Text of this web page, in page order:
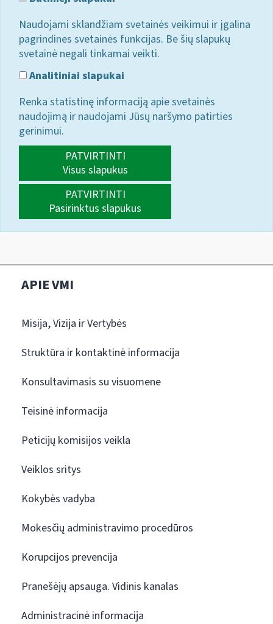
Naudojami sklandžiam svetainės veikimui ir įgalina
pagrindines svetainės funkcijas. Be šių slapukų
svetainė negali tinkamai veikti.
Analitiniai slapukai
Renka statistinę informaciją apie svetainės
naudojimą ir naudojami Jūsų naršymo patirties
gerinimui.
PATVIRTINTI
Visus slapukus
PATVIRTINTI
Pasirinktus slapukus
APIE VMI
Misija, Vizija ir Vertybės
Struktūra ir kontaktinė informacija
Konsultavimasis su visuomene
Teisinė informacija
Peticijų komisijos veikla
Veiklos sritys
Kokybės vadyba
Mokesčių administravimo procedūros
Korupcijos prevencija
Pranešėjų apsauga. Vidinis kanalas
Administracinė informacija